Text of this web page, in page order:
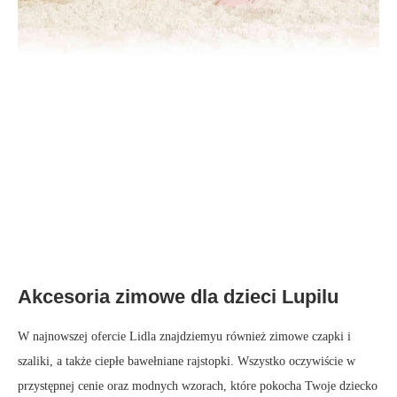
Akcesoria zimowe dla dzieci Lupilu
W najnowszej ofercie Lidla znajdziemyu również zimowe czapki i
szaliki, a także ciepłe bawełniane rajstopki. Wszystko oczywiście w
przystępnej cenie oraz modnych wzorach, które pokocha Twoje dziecko